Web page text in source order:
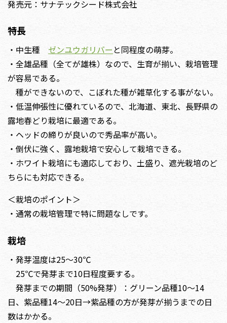
発売元：サナテックシード株式会社
特長
・中生種 ゼンユウガリバー と同程度の萌芽。
・全雄品種（全てが雄株）なので、生育が揃い、栽培管理
が容易である。
種ができないので、こぼれた種が雑草化する事がない。
・低温伸張性に優れているので、北海道、東北、長野県の
露地春どり栽培に最適である。
・ヘッドの締りが良いので秀品率が高い。
・倒伏に強く、露地栽培で安心して栽培できる。
・ホワイト栽培にも適応しており、土盛り、遮光栽培のど
ちらにも対応できる。
＜栽培のポイント＞
・通常の栽培管理で特に問題なしです。
栽培
・発芽温度は25～30℃
25℃で発芽まで10日程度要する。
発芽までの期間（50%発芽）：グリーン品種10～14
日、紫品種14～20日→紫品種の方が発芽が揃うまでの日
数はかかる。